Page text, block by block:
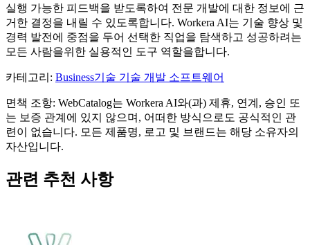
실행 가능한 피드백을 받도록하여 전문 개발에 대한 정보에 근
거한 결정을 내릴 수 있도록합니다. Workera AI는 기술 향상 및
경력 발전에 중점을 두어 선택한 직업을 탐색하고 성공하려는
모든 사람을위한 실용적인 도구 역할을합니다.
카테고리 : Business기술 기술 개발 소프트웨어
면책 조항: WebCatalog는 Workera AI와(과) 제휴, 연계, 승인 또
는 보증 관계에 있지 않으며, 어떠한 방식으로도 공식적인 관
련이 없습니다. 모든 제품명, 로고 및 브랜드는 해당 소유자의
자산입니다.
관련 추천 사항